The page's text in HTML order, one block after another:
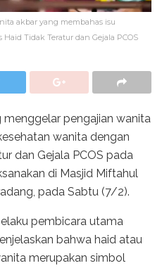
akbar yang membahas isu
Tidak Teratur dan Gejala PCOS
menggelar pengajian wanita
wanita dengan
dan Gejala PCOS pada
di Masjid Miftahul
pada Sabtu (7/2).
pembicara utama
bahwa haid atau
merupakan simbol